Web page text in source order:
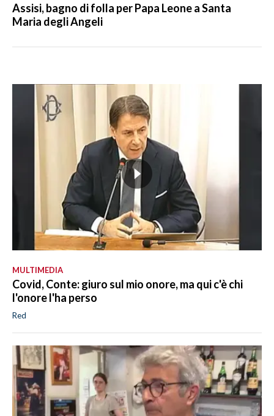
Assisi, bagno di folla per Papa Leone a Santa
Maria degli Angeli
MULTIMEDIA
Covid, Conte: giuro sul mio onore, ma qui c'è chi
l'onore l'ha perso
Red